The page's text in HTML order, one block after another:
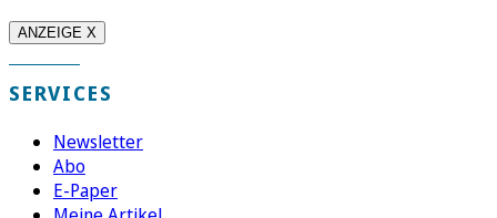
ANZEIGE X
SERVICES
Newsletter
Abo
E-Paper